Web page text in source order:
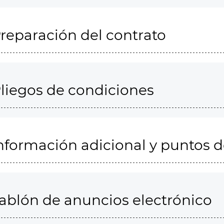
del contrato
de condiciones
adicional y puntos
de anuncios electrónico